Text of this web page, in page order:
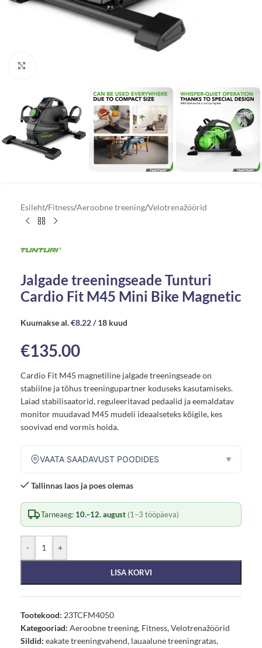
Esileht/Fitness/Aeroobne treening/Velotrenažöörid
Jalgade treeningseade Tunturi
Cardio Fit M45 Mini Bike Magnetic
Kuumakse al.€8.22/ 18 kuud
€135.00
Cardio Fit M45 magnetiline jalgade treeningseade on
stabiilne ja tõhus treeningupartner koduseks kasutamiseks.
Laiad stabilisaatorid, reguleeritavad pedaalid ja eemaldatav
monitor muudavad M45 mudeli ideaalseteks kõigile, kes
soovivad end vormis hoida.
VAATA SAADAVUST POODIDES ▼
Tallinnas laos ja poes olemas
Tarneaeg: 10.–12. august (1–3 tööpäeva)
- +
LISA KORVI
Tootekood: 23TCFM4050
Kategooriad: Aeroobne treening, Fitness,Velotrenažöörid
Sildid: eakate treeningvahend, lauaalune treeningratas,